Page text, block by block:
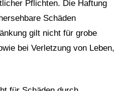
Pflichten. Die Haftung
Schäden
gilt nicht für grobe
bei Verletzung von Leben,